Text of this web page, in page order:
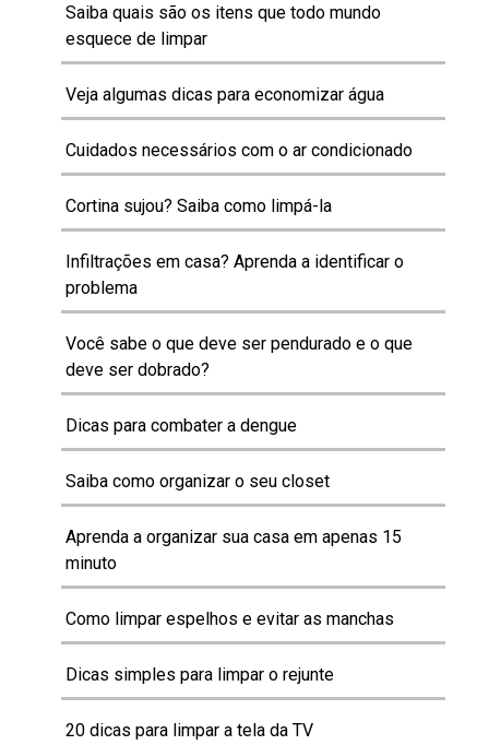
Saiba quais são os itens que todo mundo
esquece de limpar
Veja algumas dicas para economizar água
Cuidados necessários com o ar condicionado
Cortina sujou? Saiba como limpá-la
Infiltrações em casa? Aprenda a identificar o
problema
Você sabe o que deve ser pendurado e o que
deve ser dobrado?
Dicas para combater a dengue
Saiba como organizar o seu closet
Aprenda a organizar sua casa em apenas 15
minuto
Como limpar espelhos e evitar as manchas
Dicas simples para limpar o rejunte
20 dicas para limpar a tela da TV